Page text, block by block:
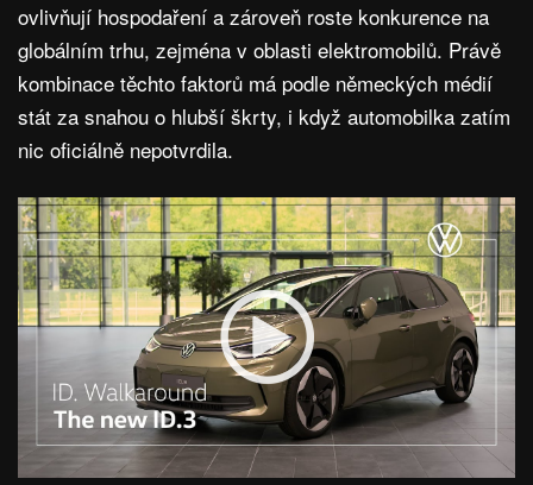
ovlivňují hospodaření a zároveň roste konkurence na
globálním trhu, zejména v oblasti elektromobilů. Právě
kombinace těchto faktorů má podle německých médií
stát za snahou o hlubší škrty, i když automobilka zatím
nic oficiálně nepotvrdila.